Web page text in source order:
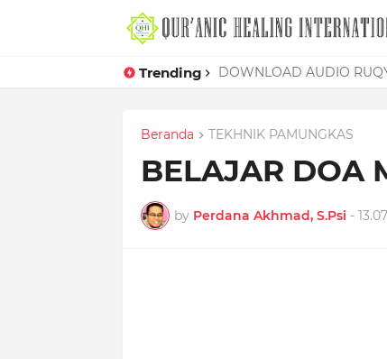
Trending Mudahnya Memelet
Beranda TEKHNIK PAMUNGKAS
BELAJAR DOA
by Perdana Akhmad, S.Psi - 13.07